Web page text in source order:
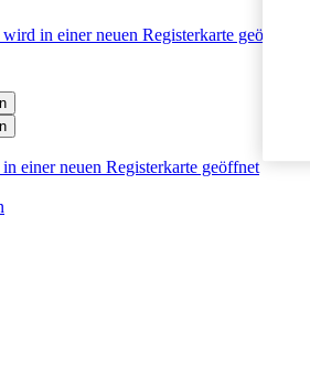
wird in einer neuen Registerkarte geöffnet
einer neuen Registerkarte geöffnet